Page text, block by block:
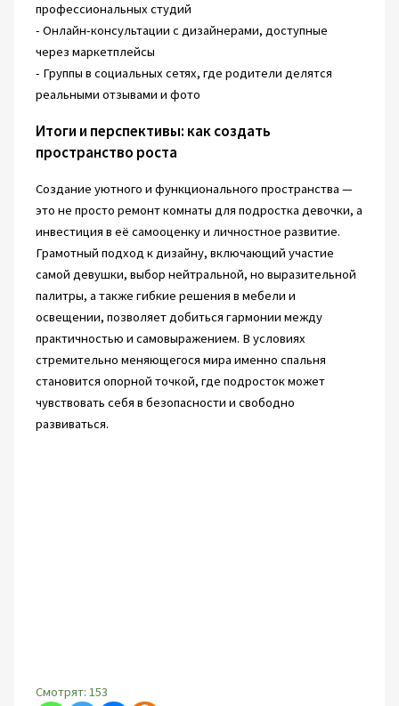
профессиональных студий
- Онлайн-консультации с дизайнерами, доступные
через маркетплейсы
- Группы в социальных сетях, где родители делятся
реальными отзывами и фото
Итоги и перспективы: как создать
пространство роста
Создание уютного и функционального пространства —
это не просто ремонт комнаты для подростка девочки, а
инвестиция в её самооценку и личностное развитие.
Грамотный подход к дизайну, включающий участие
самой девушки, выбор нейтральной, но выразительной
палитры, а также гибкие решения в мебели и
освещении, позволяет добиться гармонии между
практичностью и самовыражением. В условиях
стремительно меняющегося мира именно спальня
становится опорной точкой, где подросток может
чувствовать себя в безопасности и свободно
развиваться.
Смотрят: 153